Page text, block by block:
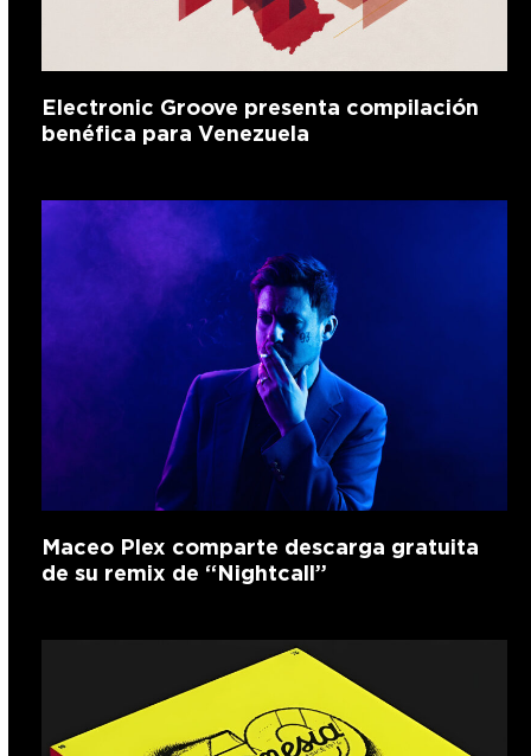
Electronic Groove presenta compilación
benéfica para Venezuela
Maceo Plex comparte descarga gratuita
de su remix de “Nightcall”